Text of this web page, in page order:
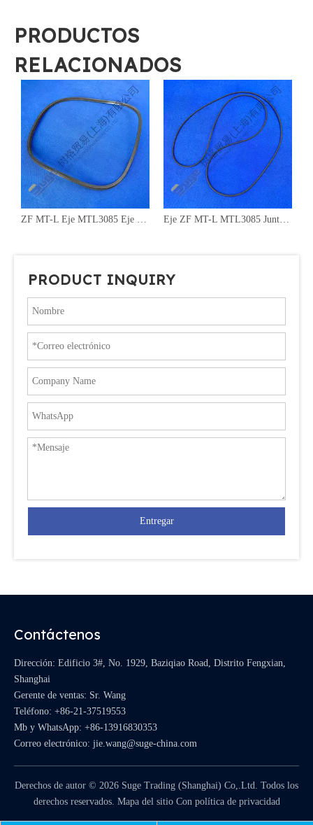
PRODUCTOS
RELACIONADOS
ZF MT-L Eje MTL3085 Eje U Anillo de freno 0734 317 376 Eje ZF MT-L MTL3085 Junta tórica del eje de la carcasa 0634 304 244
PRODUCT INQUIRY
Entregar
Contáctenos
Dirección: Edificio 3#, No. 1929, Baziqiao Road, Distrito Fengxian,
Shanghai
Gerente de ventas: Sr. Wang
Teléfono: +86-21-37519553
Mb y WhatsApp: +86-13916830353
Correo electrónico: jie.wang@suge-china.com
Derechos de autor © 2026 Suge Trading (Shanghai) Co,.Ltd. Todos los
derechos reservados. Mapa del sitioCon política de privacidad